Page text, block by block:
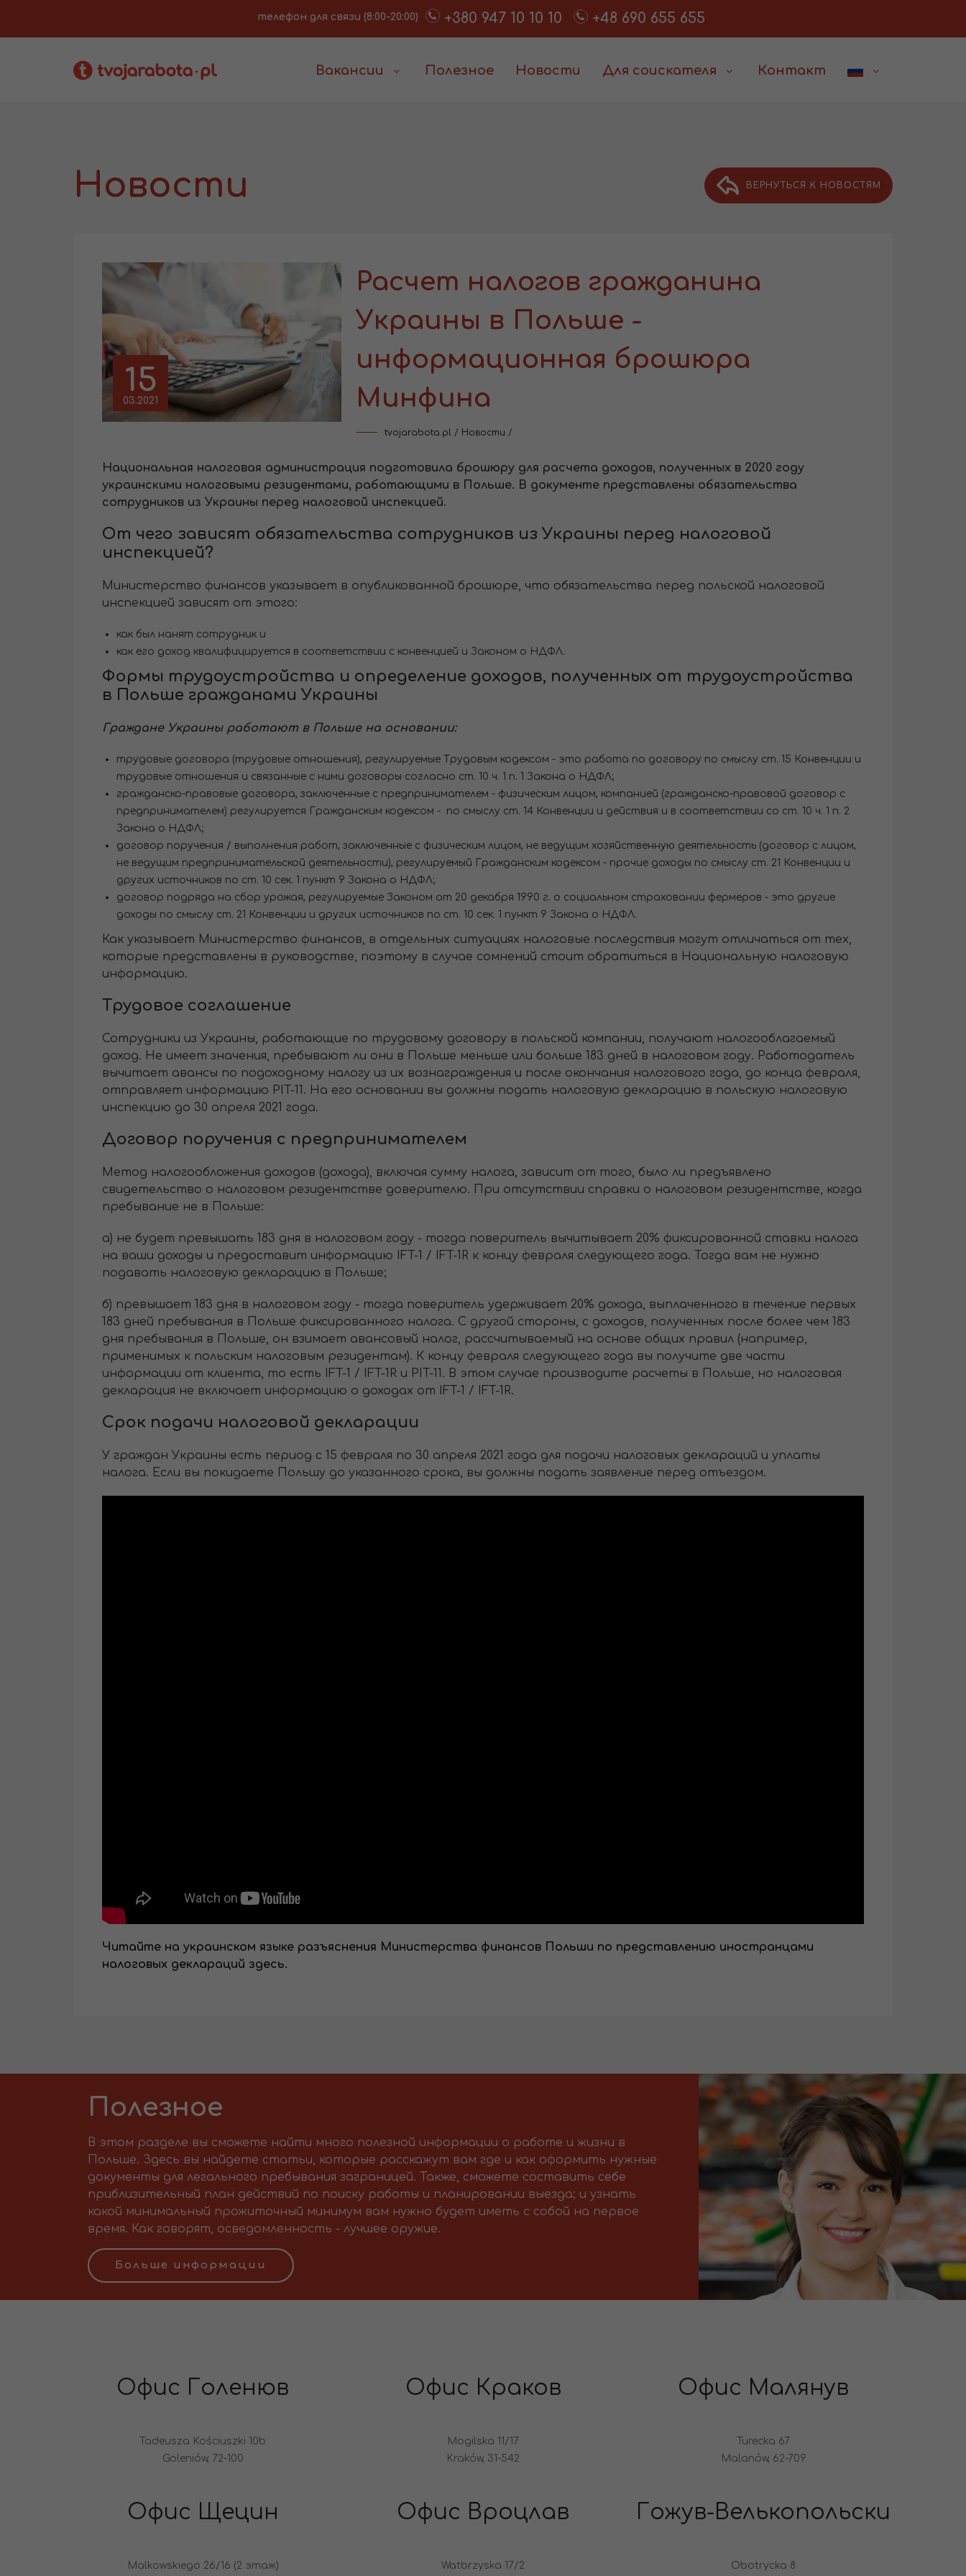
телефон для связи (8:00-20:00) +380 947 10 10 10 +48 690 655 655
Вакансии Полезное Новости Для соискателя Контакт
ВЕРНУТЬСЯ К НОВОСТЯМ
Новости
15
03.2021
Расчет налогов гражданина
Украины в Польше -
информационная брошюра
Минфина
tvojarabota.pl / Новости /
Национальная налоговая администрация подготовила брошюру для расчета доходов, полученных в 2020 году
украинскими налоговыми резидентами, работающими в Польше. В документе представлены обязательства
сотрудников из Украины перед налоговой инспекцией.
От чего зависят обязательства сотрудников из Украины перед налоговой
инспекцией?
Министерство финансов указывает в опубликованной брошюре, что обязательства перед польской налоговой
инспекцией зависят от этого:
как был нанят сотрудник и
как его доход квалифицируется в соответствии с конвенцией и Законом о НДФЛ.
Формы трудоустройства и определение доходов, полученных от трудоустройства
в Польше гражданами Украины
Граждане Украины работают в Польше на основании:
трудовые договора (трудовые отношения), регулируемые Трудовым кодексом - это работа по договору по смыслу ст. 15 Конвенции и
трудовые отношения и связанные с ними договоры согласно ст. 10 ч. 1 п. 1 Закона о НДФЛ;
гражданско-правовые договора, заключенные с предпринимателем - физическим лицом, компанией (гражданско-правовой договор с
предпринимателем) регулируется Гражданским кодексом - по смыслу ст. 14 Конвенции и действия и в соответствии со ст. 10 ч. 1 п. 2
Закона о НДФЛ;
договор поручения / выполнения работ, заключенные с физическим лицом, не ведущим хозяйственную деятельность (договор с лицом,
не ведущим предпринимательской деятельности), регулируемый Гражданским кодексом - прочие доходы по смыслу ст. 21 Конвенции и
других источников по ст. 10 сек. 1 пункт 9 Закона о НДФЛ;
договор подряда на сбор урожая, регулируемые Законом от 20 декабря 1990 г. о социальном страховании фермеров - это другие
доходы по смыслу ст. 21 Конвенции и других источников по ст. 10 сек. 1 пункт 9 Закона о НДФЛ.
Как указывает Министерство финансов, в отдельных ситуациях налоговые последствия могут отличаться от тех,
которые представлены в руководстве, поэтому в случае сомнений стоит обратиться в Национальную налоговую
информацию.
Трудовое соглашение
Сотрудники из Украины, работающие по трудовому договору в польской компании, получают налогооблагаемый
доход. Не имеет значения, пребывают ли они в Польше меньше или больше 183 дней в налоговом году. Работодатель
вычитает авансы по подоходному налогу из их вознаграждения и после окончания налогового года, до конца февраля,
отправляет информацию PIT-11. На его основании вы должны подать налоговую декларацию в польскую налоговую
инспекцию до 30 апреля 2021 года.
Договор поручения с предпринимателем
Метод налогообложения доходов (дохода), включая сумму налога, зависит от того, было ли предъявлено
свидетельство о налоговом резидентстве доверителю. При отсутствии справки о налоговом резидентстве, когда
пребывание не в Польше:
а) не будет превышать 183 дня в налоговом году - тогда поверитель вычитывает 20% фиксированной ставки налога
на ваши доходы и предоставит информацию IFT-1 / IFT-1R к концу февраля следующего года. Тогда вам не нужно
подавать налоговую декларацию в Польше;
б) превышает 183 дня в налоговом году - тогда поверитель удерживает 20% дохода, выплаченного в течение первых
183 дней пребывания в Польше фиксированного налога. С другой стороны, с доходов, полученных после более чем 183
дня пребывания в Польше, он взимает авансовый налог, рассчитываемый на основе общих правил (например,
применимых к польским налоговым резидентам). К концу февраля следующего года вы получите две части
информации от клиента, то есть IFT-1 / IFT-1R и PIT-11. В этом случае производите расчеты в Польше, но налоговая
декларация не включает информацию о доходах от IFT-1 / IFT-1R.
Срок подачи налоговой декларации
У граждан Украины есть период с 15 февраля по 30 апреля 2021 года для подачи налоговых деклараций и уплаты
налога. Если вы покидаете Польшу до указанного срока, вы должны подать заявление перед отъездом.
Читайте на украинском языке разъяснения Министерства финансов Польши по представлению иностранцами
налоговых деклараций здесь.
Полезное
В этом разделе вы сможете найти много полезной информации о работе и жизни в
Польше. Здесь вы найдете статьи, которые расскажут вам где и как оформить нужные
документы для легального пребывания заграницей. Также, сможете составить себе
приблизительный план действий по поиску работы и планировании выезда; и узнать
какой минимальный прожиточный минимум вам нужно будет иметь с собой на первое
время. Как говорят, осведомленность - лучшее оружие.
Больше информации
Офис Голенюв
Tadeusza Kościuszki 10b
Goleniów, 72-100
Офис Краков
Mogilska 11/17
Kraków, 31-542
Офис Малянув
Turecka 67
Malanów, 62-709
Офис Щецин
Malkowskiego 26/16 (2 этаж)
Офис Вроцлав
Watbrzyska 17/2
Гожув-Велькопольски
Obotrycka 8